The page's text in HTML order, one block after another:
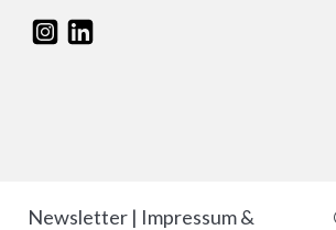
Newsletter | Impressum &